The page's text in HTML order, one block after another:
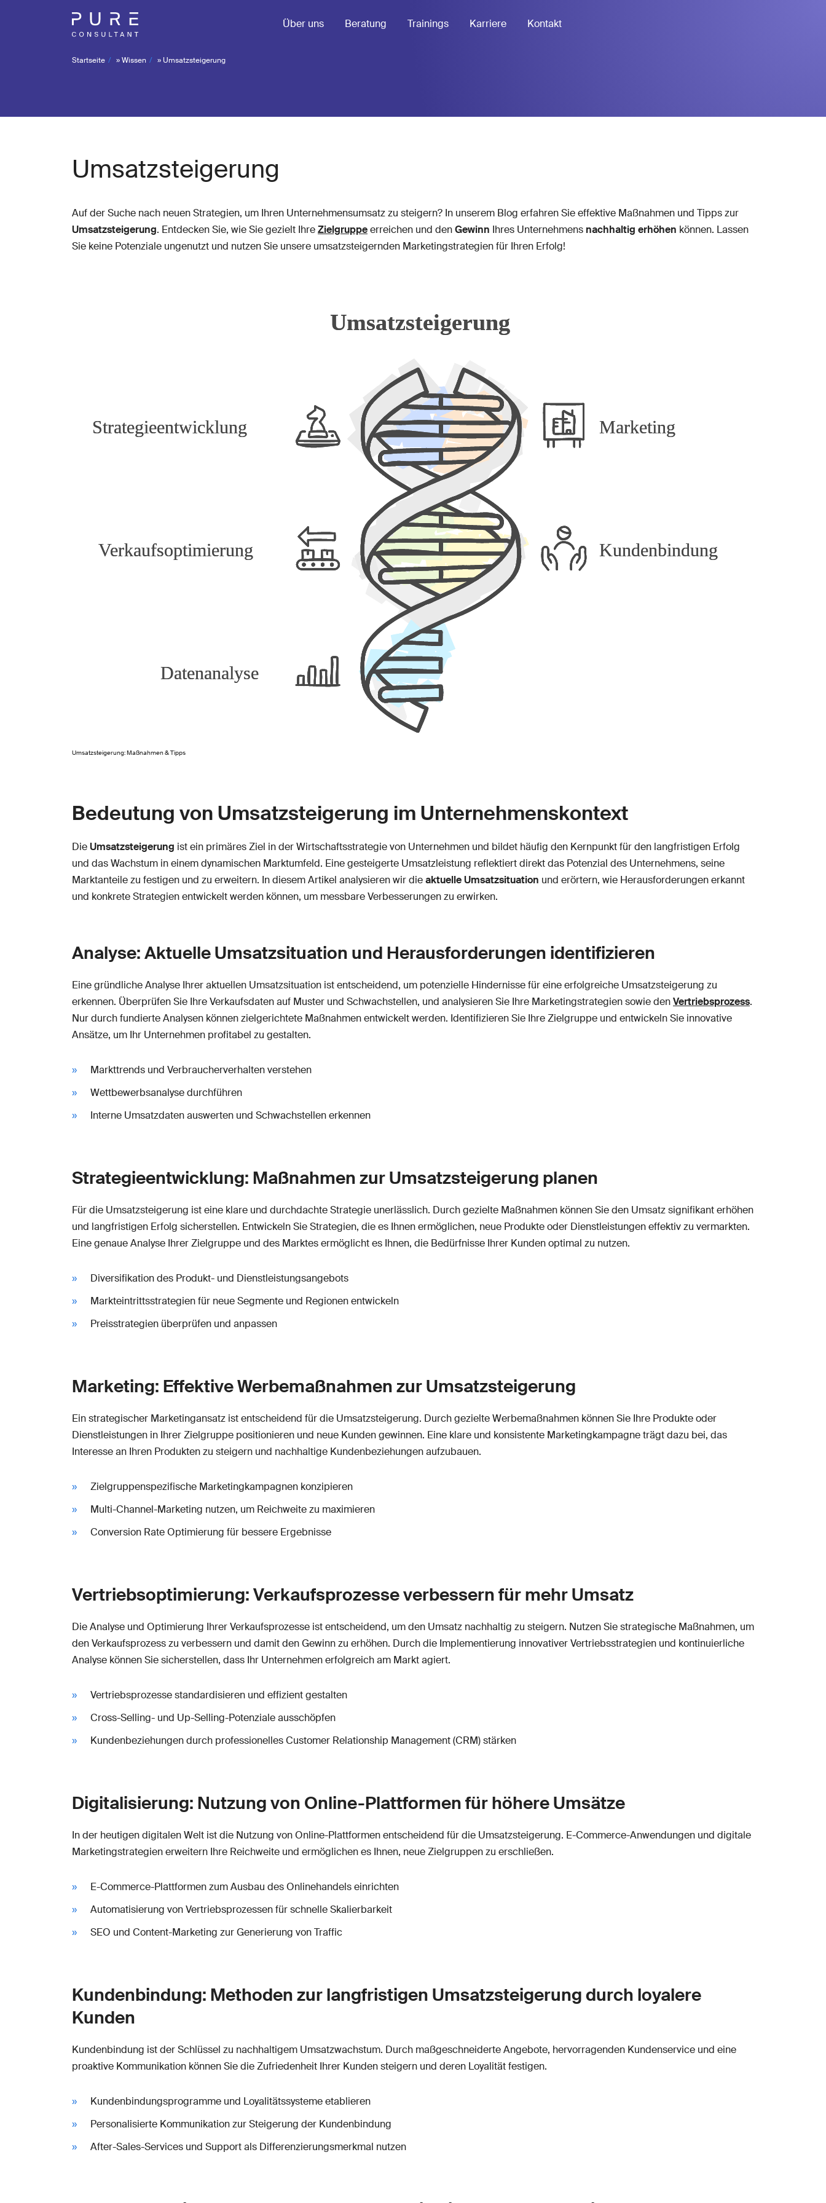
Über uns Beratung Trainings Karriere Kontakt
Startseite »Wissen » Umsatzsteigerung
Umsatzsteigerung
Auf der Suche nach neuen Strategien, um Ihren Unternehmensumsatz zu steigern? In unserem Blog erfahren Sie effektive Maßnahmen und Tipps zur
Umsatzsteigerung. Entdecken Sie, wie Sie gezielt IhreZielgruppeerreichen und denGewinn Ihres Unternehmens nachhaltig erhöhen können. Lassen
Sie keine Potenziale ungenutzt und nutzen Sie unsere umsatzsteigernden Marketingstrategien für Ihren Erfolg!
Umsatzsteigerung: Maßnahmen & Tipps
Bedeutung von Umsatzsteigerung im Unternehmenskontext
DieUmsatzsteigerung ist ein primäres Ziel in der Wirtschaftsstrategie von Unternehmen und bildet häufig den Kernpunkt für den langfristigen Erfolg
und das Wachstum in einem dynamischen Marktumfeld. Eine gesteigerte Umsatzleistung reflektiert direkt das Potenzial des Unternehmens, seine
Marktanteile zu festigen und zu erweitern. In diesem Artikel analysieren wir dieaktuelle Umsatzsituation und erörtern, wie Herausforderungen erkannt
und konkrete Strategien entwickelt werden können, um messbare Verbesserungen zu erwirken.
Analyse: Aktuelle Umsatzsituation und Herausforderungen identifizieren
Eine gründliche Analyse Ihrer aktuellen Umsatzsituation ist entscheidend, um potenzielle Hindernisse für eine erfolgreiche Umsatzsteigerung zu
erkennen. Überprüfen Sie Ihre Verkaufsdaten auf Muster und Schwachstellen, und analysieren Sie Ihre Marketingstrategien sowie denVertriebsprozess.
Nur durch fundierte Analysen können zielgerichtete Maßnahmen entwickelt werden. Identifizieren Sie Ihre Zielgruppe und entwickeln Sie innovative
Ansätze, um Ihr Unternehmen profitabel zu gestalten.
Markttrends und Verbraucherverhalten verstehen
Wettbewerbsanalyse durchführen
Interne Umsatzdaten auswerten und Schwachstellen erkennen
Strategieentwicklung: Maßnahmen zur Umsatzsteigerung planen
Für die Umsatzsteigerung ist eine klare und durchdachte Strategie unerlässlich. Durch gezielte Maßnahmen können Sie den Umsatz signifikant erhöhen
und langfristigen Erfolg sicherstellen. Entwickeln Sie Strategien, die es Ihnen ermöglichen, neue Produkte oder Dienstleistungen effektiv zu vermarkten.
Eine genaue Analyse Ihrer Zielgruppe und des Marktes ermöglicht es Ihnen, die Bedürfnisse Ihrer Kunden optimal zu nutzen.
Diversifikation des Produkt- und Dienstleistungsangebots
Markteintrittsstrategien für neue Segmente und Regionen entwickeln
Preisstrategien überprüfen und anpassen
Marketing: Effektive Werbemaßnahmen zur Umsatzsteigerung
Ein strategischer Marketingansatz ist entscheidend für die Umsatzsteigerung. Durch gezielte Werbemaßnahmen können Sie Ihre Produkte oder
Dienstleistungen in Ihrer Zielgruppe positionieren und neue Kunden gewinnen. Eine klare und konsistente Marketingkampagne trägt dazu bei, das
Interesse an Ihren Produkten zu steigern und nachhaltige Kundenbeziehungen aufzubauen.
Zielgruppenspezifische Marketingkampagnen konzipieren
Multi-Channel-Marketing nutzen, um Reichweite zu maximieren
Conversion Rate Optimierung für bessere Ergebnisse
Vertriebsoptimierung: Verkaufsprozesse verbessern für mehr Umsatz
Die Analyse und Optimierung Ihrer Verkaufsprozesse ist entscheidend, um den Umsatz nachhaltig zu steigern. Nutzen Sie strategische Maßnahmen, um
den Verkaufsprozess zu verbessern und damit den Gewinn zu erhöhen. Durch die Implementierung innovativer Vertriebsstrategien und kontinuierliche
Analyse können Sie sicherstellen, dass Ihr Unternehmen erfolgreich am Markt agiert.
Vertriebsprozesse standardisieren und effizient gestalten
Cross-Selling- und Up-Selling-Potenziale ausschöpfen
Kundenbeziehungen durch professionelles Customer Relationship Management (CRM) stärken
Digitalisierung: Nutzung von Online-Plattformen für höhere Umsätze
In der heutigen digitalen Welt ist die Nutzung von Online-Plattformen entscheidend für die Umsatzsteigerung. E-Commerce-Anwendungen und digitale
Marketingstrategien erweitern Ihre Reichweite und ermöglichen es Ihnen, neue Zielgruppen zu erschließen.
E-Commerce-Plattformen zum Ausbau des Onlinehandels einrichten
Automatisierung von Vertriebsprozessen für schnelle Skalierbarkeit
SEO und Content-Marketing zur Generierung von Traffic
Kundenbindung: Methoden zur langfristigen Umsatzsteigerung durch loyalere
Kunden
Kundenbindung ist der Schlüssel zu nachhaltigem Umsatzwachstum. Durch maßgeschneiderte Angebote, hervorragenden Kundenservice und eine
proaktive Kommunikation können Sie die Zufriedenheit Ihrer Kunden steigern und deren Loyalität festigen.
Kundenbindungsprogramme und Loyalitätssysteme etablieren
Personalisierte Kommunikation zur Steigerung der Kundenbindung
After-Sales-Services und Support als Differenzierungsmerkmal nutzen